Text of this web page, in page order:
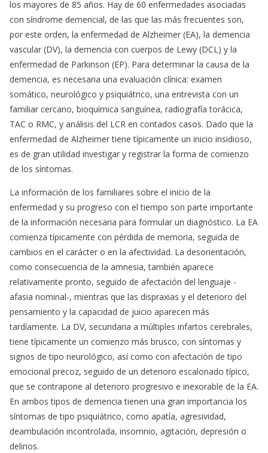
los mayores de 85 años. Hay de 60 enfermedades asociadas
con síndrome demencial, de las que las más frecuentes son,
por este orden, la enfermedad de Alzheimer (EA), la demencia
vascular (DV), la demencia con cuerpos de Lewy (DCL) y la
enfermedad de Parkinson (EP). Para determinar la causa de la
demencia, es necesaria una evaluación clínica: examen
somático, neurológico y psiquiátrico, una entrevista con un
familiar cercano, bioquímica sanguínea, radiografía torácica,
TAC o RMC, y análisis del LCR en contados casos. Dado que la
enfermedad de Alzheimer tiene típicamente un inicio insidioso,
es de gran utilidad investigar y registrar la forma de comienzo
de los síntomas.
La información de los familiares sobre el inicio de la
enfermedad y su progreso con el tiempo son parte importante
de la información necesaria para formular un diagnóstico. La EA
comienza típicamente con pérdida de memoria, seguida de
cambios en el carácter o en la afectividad. La desorientación,
como consecuencia de la amnesia, también aparece
relativamente pronto, seguido de afectación del lenguaje -
afasia nominal-, mientras que las dispraxias y el deterioro del
pensamiento y la capacidad de juicio aparecen más
tardíamente. La DV, secundaria a múltiples infartos cerebrales,
tiene típicamente un comienzo más brusco, con síntomas y
signos de tipo neurológico, así como con afectación de tipo
emocional precoz, seguido de un deterioro escalonado típico,
que se contrapone al deterioro progresivo e inexorable de la EA.
En ambos tipos de demencia tienen una gran importancia los
síntomas de tipo psiquiátrico, como apatía, agresividad,
deambulación incontrolada, insomnio, agitación, depresión o
delirios.